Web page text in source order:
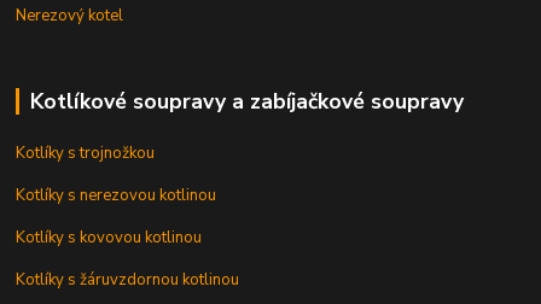
Nerezový kotel
Kotlíkové soupravy a zabíjačkové soupravy
Kotlíky s trojnožkou
Kotlíky s nerezovou kotlinou
Kotlíky s kovovou kotlinou
Kotlíky s žáruvzdornou kotlinou